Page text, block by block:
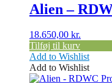
Alien –
18.650,00 kr.
Tilføj til kurv
Add to Wishlist
Add to Wishlist